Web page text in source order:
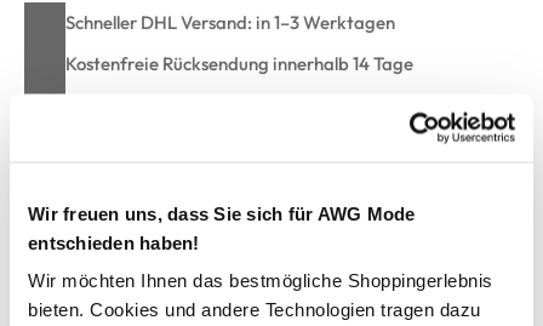
Wir freuen uns, dass Sie sich für AWG Mode
entschieden haben!
Wir möchten Ihnen das bestmögliche Shoppingerlebnis
bieten. Cookies und andere Technologien tragen dazu
Schneller DHL Versand: in 1–3 Werktagen
Kostenfreie Rücksendung innerhalb 14 Tage
Herren Boxershorts im 3er Pack